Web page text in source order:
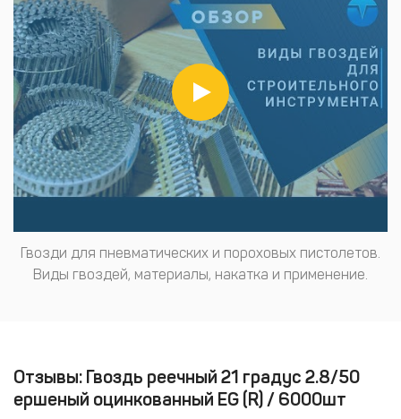
Гвозди для пневматических и пороховых пистолетов.
Виды гвоздей, материалы, накатка и применение.
Отзывы: Гвоздь реечный 21 градус 2.8/50
ершеный оцинкованный EG (R) / 6000шт